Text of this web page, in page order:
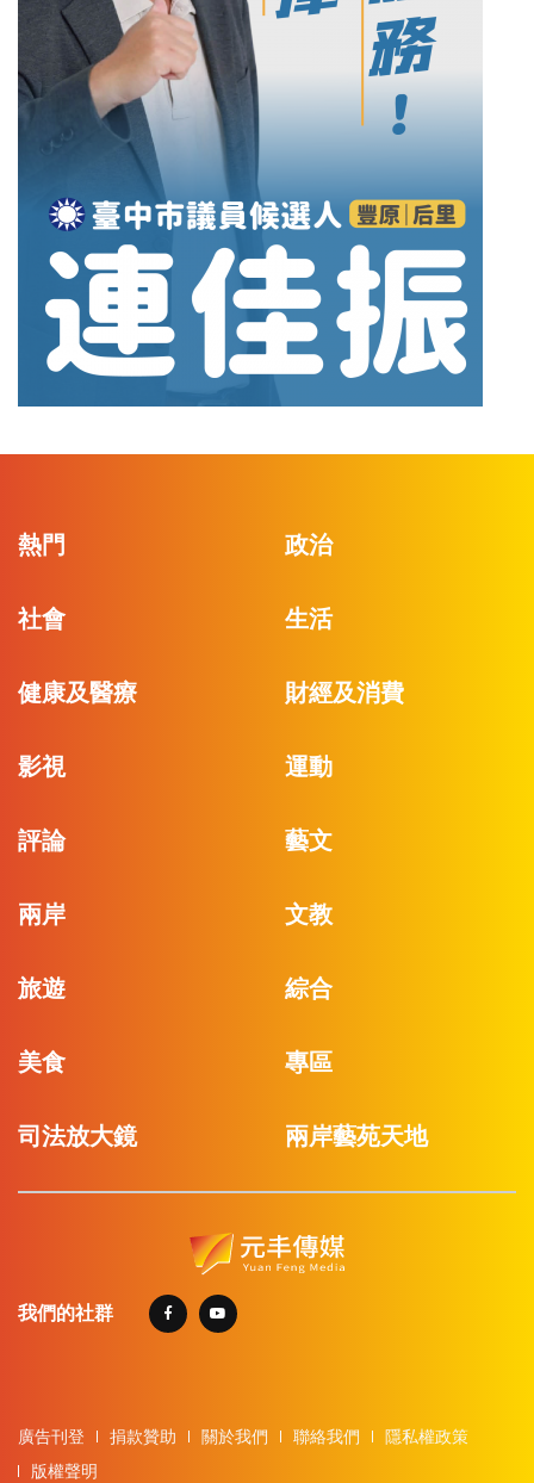
熱門 政治
社會 生活
健康及醫療 財經及消費
影視 運動
評論 藝文
兩岸 文教
旅遊 綜合
美食 專區
司法放大鏡 兩岸藝苑天地
我們的社群
廣告刊登 捐款贊助 關於我們 聯絡我們
隱私權政策
版權聲明